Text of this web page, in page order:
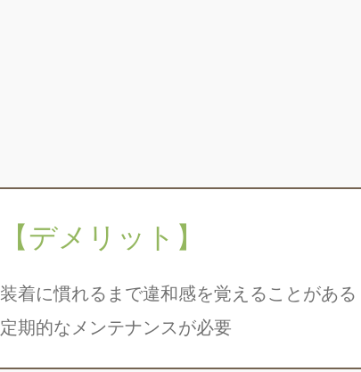
【デメリット】
装着に慣れるまで違和感を覚えることがある
定期的なメンテナンスが必要